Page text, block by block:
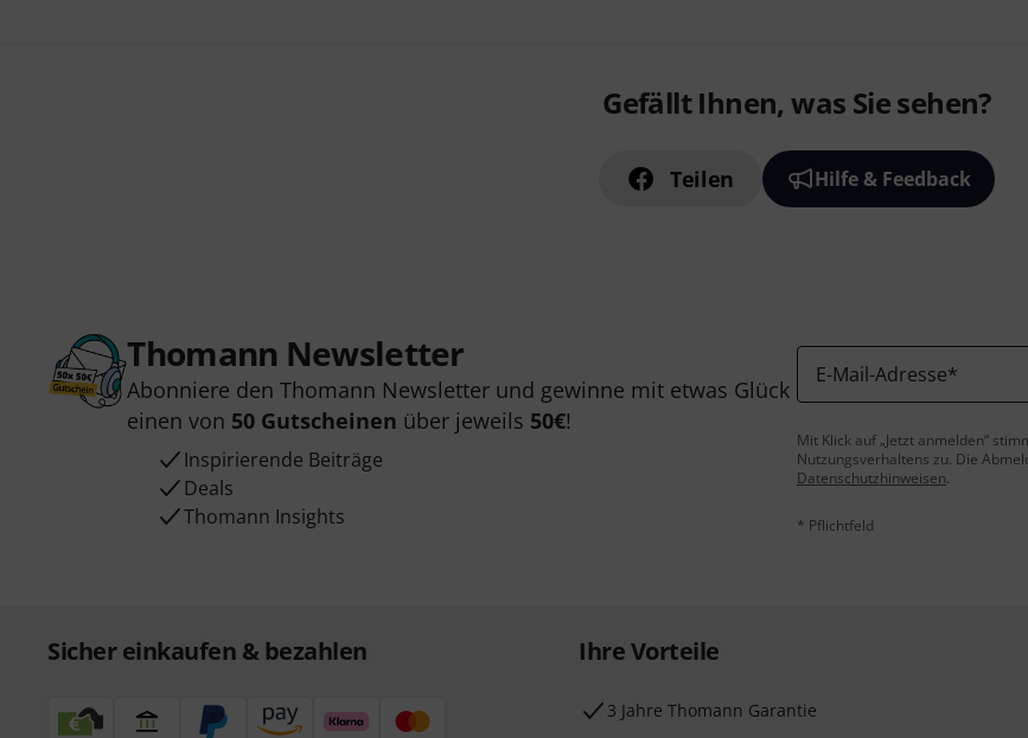
Gefällt Ihnen, was Sie sehen?
Teilen Hilfe & Feedback
Thomann Newsletter
Abonniere den Thomann Newsletter und gewinne mit etwas Glück
einen von 50 Gutscheinen über jeweils 50€!
Inspirierende Beiträge
Deals
Thomann Insights
E-Mail-Adresse*
Mit Klick auf „Jetzt anmelden“
Nutzungsverhaltens zu. Die
Datenschutzhinweisen.
* Pflichtfeld
Sicher einkaufen & bezahlen Ihre Vorteile
3 Jahre Thomann Garantie